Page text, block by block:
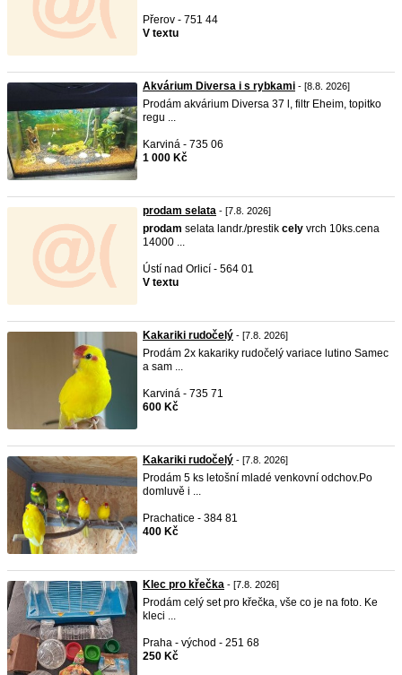
Přerov - 751 44
V textu
Akvárium Diversa i s rybkami - [8.8. 2026]
Prodám akvárium Diversa 37 l, filtr Eheim, topitko
regu ...
Karviná - 735 06
1 000 Kč
prodam selata - [7.8. 2026]
prodam selata landr./prestik cely vrch 10ks.cena
14000 ...
Ústí nad Orlicí - 564 01
V textu
Kakariki rudočelý - [7.8. 2026]
Prodám 2x kakariky rudočelý variace lutino Samec
a sam ...
Karviná - 735 71
600 Kč
Kakariki rudočelý - [7.8. 2026]
Prodám 5 ks letošní mladé venkovní odchov.Po
domluvě i ...
Prachatice - 384 81
400 Kč
Klec pro křečka - [7.8. 2026]
Prodám celý set pro křečka, vše co je na foto. Ke
kleci ...
Praha - východ - 251 68
250 Kč